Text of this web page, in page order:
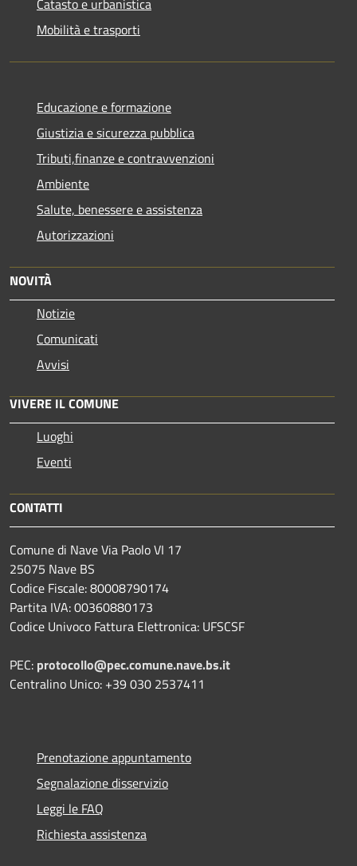
Catasto e urbanistica
Mobilità e trasporti
Educazione e formazione
Giustizia e sicurezza pubblica
Tributi,finanze e contravvenzioni
Ambiente
Salute, benessere e assistenza
Autorizzazioni
NOVITÀ
Notizie
Comunicati
Avvisi
VIVERE IL COMUNE
Luoghi
Eventi
CONTATTI
Comune di Nave Via Paolo VI 17
25075 Nave BS
Codice Fiscale: 80008790174
Partita IVA: 00360880173
Codice Univoco Fattura Elettronica: UFSCSF
PEC: protocollo@pec.comune.nave.bs.it
Centralino Unico: +39 030 2537411
Prenotazione appuntamento
Segnalazione disservizio
Leggi le FAQ
Richiesta assistenza